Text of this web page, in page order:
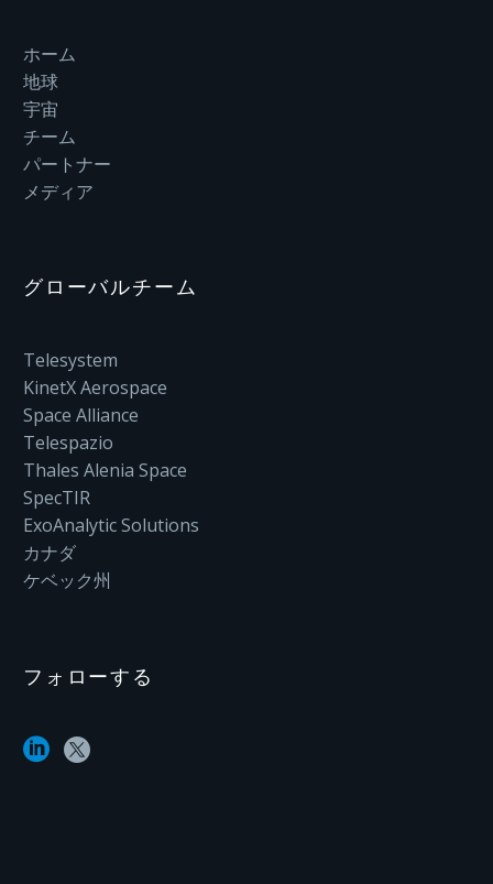
ホーム
地球
宇宙
チーム
パートナー
メディア
グローバルチーム
Telesystem
KinetX Aerospace
Space Alliance
Telespazio
Thales Alenia Space
SpecTIR
ExoAnalytic Solutions
カナダ
ケベック州
フォローする